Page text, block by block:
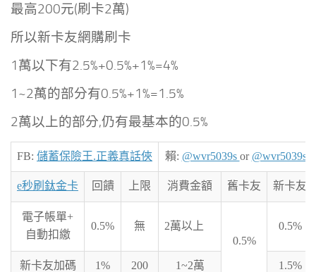
最高200元(刷卡2萬)
所以新卡友網購刷卡
1萬以下有2.5%+0.5%+1%=4%
1~2萬的部分有0.5%+1%=1.5%
2萬以上的部分,仍有最基本的0.5%
FB: 儲蓄保險王.正義真話俠 賴: @wvr5039s or @wvr5039s
e秒刷鈦金卡 回饋 上限 消費金額 舊卡友 新卡友
電子帳單+
自動扣繳
0.5% 無
2萬以上
0.5%
0.5%
新卡友加碼 1% 200 1~2萬 1.5%